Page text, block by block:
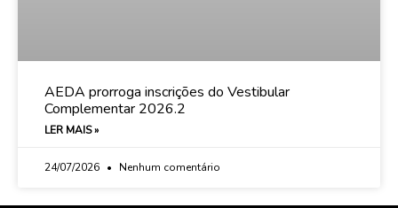
AEDA prorroga inscrições do Vestibular
Complementar 2026.2
LER MAIS »
24/07/2026 Nenhum comentário